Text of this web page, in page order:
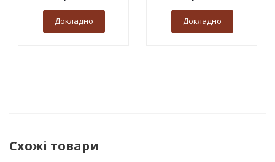
Докладно Докладно
Схожі товари